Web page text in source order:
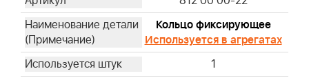
Кольцо фиксирующее
Используется в агрегатах
1